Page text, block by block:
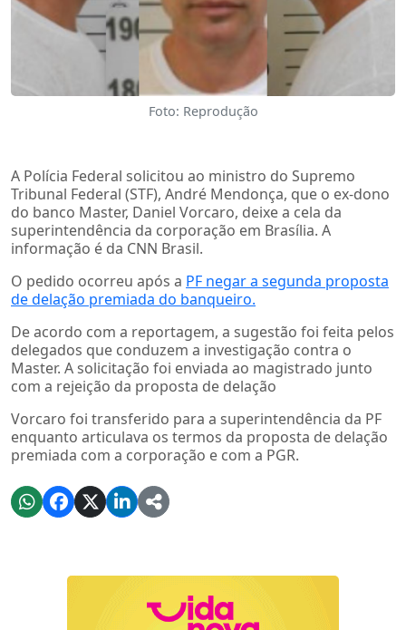
Foto: Reprodução
A Polícia Federal solicitou ao ministro do Supremo
Tribunal Federal (STF), André Mendonça, que o ex-dono
do banco Master, Daniel Vorcaro, deixe a cela da
superintendência da corporação em Brasília. A
informação é da CNN Brasil.
O pedido ocorreu após a PF negar a segunda proposta
de delação premiada do banqueiro.
De acordo com a reportagem, a sugestão foi feita pelos
delegados que conduzem a investigação contra o
Master. A solicitação foi enviada ao magistrado junto
com a rejeição da proposta de delação
Vorcaro foi transferido para a superintendência da PF
enquanto articulava os termos da proposta de delação
premiada com a corporação e com a PGR.